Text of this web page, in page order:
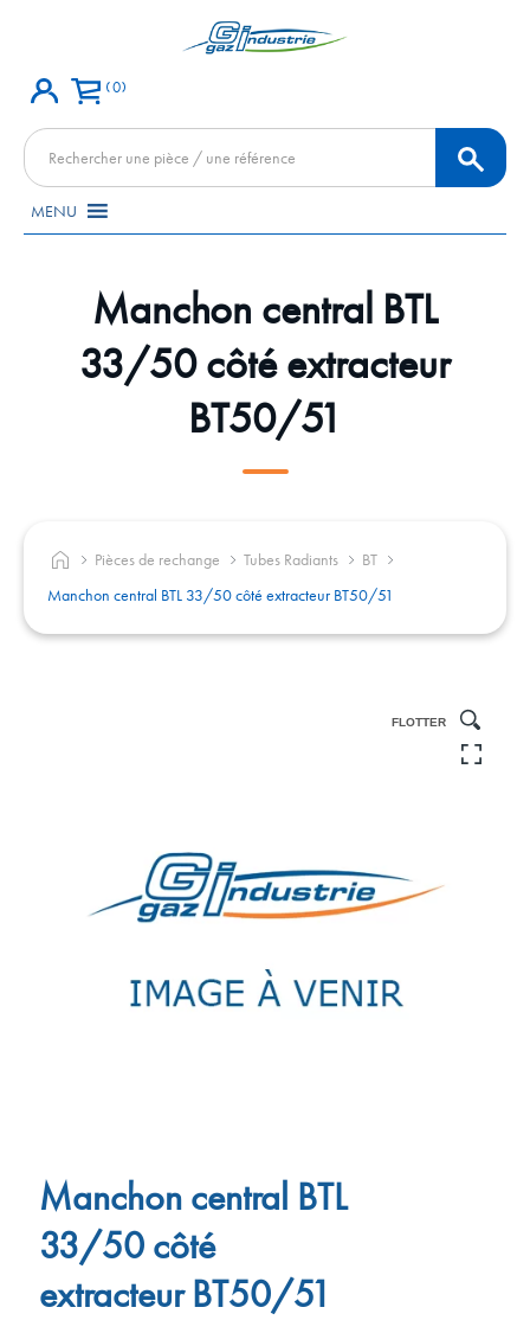
0
Recherche
de
produits
MENU
Manchon central BTL
33/50 côté extracteur
BT50/51
Pièces de rechange Tubes Radiants
BT
Manchon central BTL 33/50 côté extracteur BT50/51
FLOTTER
Manchon central BTL
33/50 côté
extracteur BT50/51